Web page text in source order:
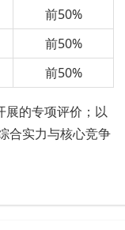
前50%
前50%
前50%
展的专项评价；以
合实力与核心竞争